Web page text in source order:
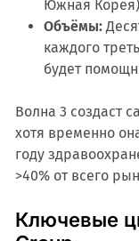
Южная
Объёмы:
каждого
будет
Волна 3 создаст
хотя временно
году
>40% от всего
Ключевые